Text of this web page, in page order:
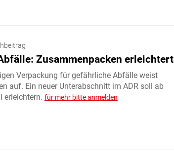
Zusammenpacken erleichtert
Verpackung für gefährliche Abfälle weist
auf. Ein neuer Unterabschnitt im ADR soll ab
erleichtern. für mehr bitte anmelden